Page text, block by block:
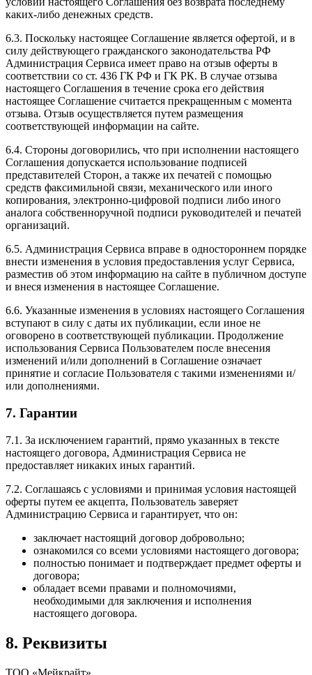
каких-либо денежных средств.
6.3. Поскольку настоящее Соглашение является офертой, и в
силу действующего гражданского законодательства РФ
Администрация Сервиса имеет право на отзыв оферты в
соответствии со ст. 436 ГК РФ и ГК РК. В случае отзыва
настоящего Соглашения в течение срока его действия
настоящее Соглашение считается прекращенным с момента
отзыва. Отзыв осуществляется путем размещения
соответствующей информации на сайте.
6.4. Стороны договорились, что при исполнении настоящего
Соглашения допускается использование подписей
представителей Сторон, а также их печатей с помощью
средств факсимильной связи, механического или иного
копирования, электронно-цифровой подписи либо иного
аналога собственноручной подписи руководителей и печатей
организаций.
6.5. Администрация Сервиса вправе в одностороннем порядке
внести изменения в условия предоставления услуг Сервиса,
разместив об этом информацию на сайте в публичном доступе
и внеся изменения в настоящее Соглашение.
6.6. Указанные изменения в условиях настоящего Соглашения
вступают в силу с даты их публикации, если иное не
оговорено в соответствующей публикации. Продолжение
использования Сервиса Пользователем после внесения
изменений и/или дополнений в Соглашение означает
принятие и согласие Пользователя с такими изменениями и/
или дополнениями.
7. Гарантии
7.1. За исключением гарантий, прямо указанных в тексте
настоящего договора, Администрация Сервиса не
предоставляет никаких иных гарантий.
7.2. Соглашаясь с условиями и принимая условия настоящей
оферты путем ее акцепта, Пользователь заверяет
Администрацию Сервиса и гарантирует, что он:
заключает настоящий договор добровольно;
ознакомился со всеми условиями настоящего договора;
полностью понимает и подтверждает предмет оферты и
договора;
обладает всеми правами и полномочиями,
необходимыми для заключения и исполнения
настоящего договора.
8. Реквизиты
ТОО «Мейкрайт»